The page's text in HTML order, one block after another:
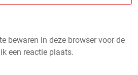
bewaren in deze browser voor de
een reactie plaats.